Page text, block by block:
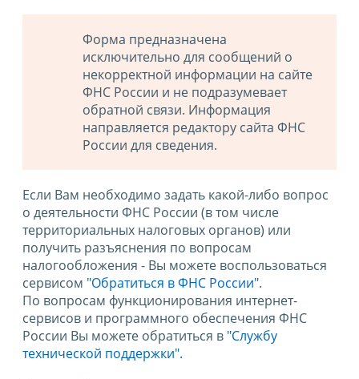
Форма предназначена
исключительно для сообщений о
некорректной информации на сайте
ФНС России и не подразумевает
обратной связи. Информация
направляется редактору сайта ФНС
России для сведения.
Если Вам необходимо задать какой-либо вопрос
о деятельности ФНС России (в том числе
территориальных налоговых органов) или
получить разъяснения по вопросам
налогообложения - Вы можете воспользоваться
сервисом "Обратиться в ФНС России".
По вопросам функционирования интернет-
сервисов и программного обеспечения ФНС
России Вы можете обратиться в "Службу
технической поддержки".